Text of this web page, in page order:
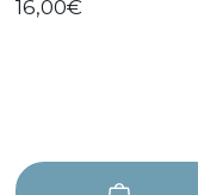
16,00€